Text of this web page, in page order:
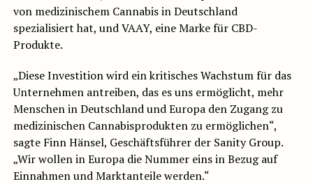
von medizinischem Cannabis in Deutschland
spezialisiert hat, und VAAY, eine Marke für CBD-
Produkte.
„Diese Investition wird ein kritisches Wachstum für das
Unternehmen antreiben, das es uns ermöglicht, mehr
Menschen in Deutschland und Europa den Zugang zu
medizinischen Cannabisprodukten zu ermöglichen“,
sagte Finn Hänsel, Geschäftsführer der Sanity Group.
„Wir wollen in Europa die Nummer eins in Bezug auf
Einnahmen und Marktanteile werden.“